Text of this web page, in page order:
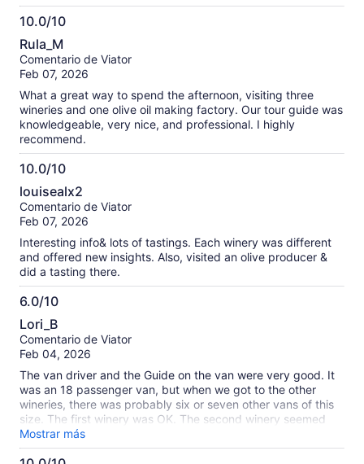
10.0/10
10.0
de
10
Rula_M
Comentario de Viator
Feb 07, 2026
What a great way to spend the afternoon, visiting three
wineries and one olive oil making factory. Our tour guide was
knowledgeable, very nice, and professional. I highly
recommend.
10.0/10
10.0
de
10
louisealx2
Comentario de Viator
Feb 07, 2026
Interesting info& lots of tastings. Each winery was different
and offered new insights. Also, visited an olive producer &
did a tasting there.
6.0/10
6.0
de
10
Lori_B
Comentario de Viator
Feb 04, 2026
The van driver and the Guide on the van were very good. It
was an 18 passenger van, but when we got to the other
wineries, there was probably six or seven other vans of this
size. The first winery was OK. The second winery seemed
very disorganized, and we spent a lot of time waiting for a
guide, or having another group put with us in the middle of a
Mostrar más